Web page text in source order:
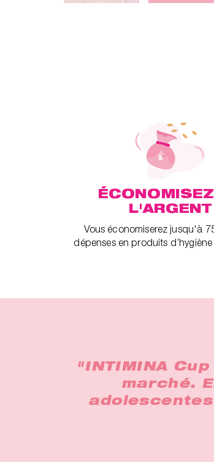
L'ARGENT
Vous économiserez jusqu'à
dépenses en produits d’hygiène
"INTIMINA
marché.